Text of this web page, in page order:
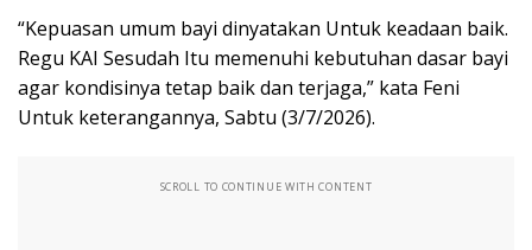
“Kepuasan umum bayi dinyatakan Untuk keadaan baik.
Regu KAI Sesudah Itu memenuhi kebutuhan dasar bayi
agar kondisinya tetap baik dan terjaga,” kata Feni
Untuk keterangannya, Sabtu (3/7/2026).
SCROLL TO CONTINUE WITH CONTENT